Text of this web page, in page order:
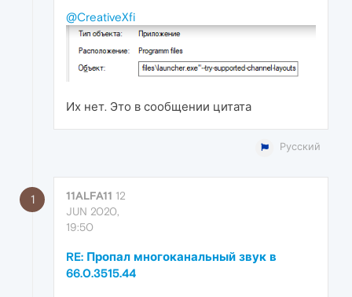
@CreativeXfi
Их нет. Это в сообщении цитата
Русский
1 11ALFA11 12
JUN 2020,
19:50
RE: Пропал многоканальный звук в
66.0.3515.44